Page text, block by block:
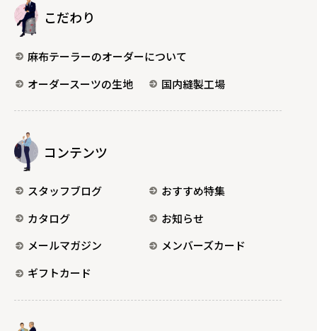
こだわり
麻布テーラーのオーダーについて
オーダースーツの生地
国内縫製工場
コンテンツ
スタッフブログ
おすすめ特集
カタログ
お知らせ
メールマガジン
メンバーズカード
ギフトカード